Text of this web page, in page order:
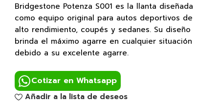
Bridgestone Potenza S001 es la llanta diseñada
como equipo original para autos deportivos de
alto rendimiento, coupés y sedanes. Su diseño
brinda el máximo agarre en cualquier situación
debido a su excelente agarre.
Cotizar en Whatsapp
Añadir a la lista de deseos